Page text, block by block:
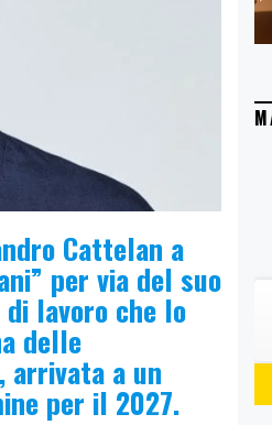
Cattelan a
per via del suo
lavoro che lo
delle
arrivata a un
per il 2027.